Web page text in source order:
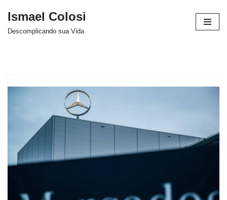
Avançar
Ismael Colosi
Descomplicando sua Vida